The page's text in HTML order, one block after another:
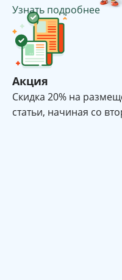
Узнать подробнее
Акция
Cкидка 20% на
статьи, начиная со